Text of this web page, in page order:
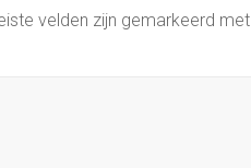
velden zijn gemarkeerd met